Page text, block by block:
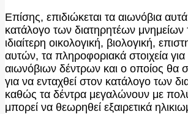
Επίσης, επιδιώκεται τα αιωνόβια
κατάλογο των διατηρητέων
ιδιαίτερη οικολογική, βιολογική,
αυτών, τα πληροφοριακά στοιχεία
αιωνόβιων δέντρων και ο οποίος θα
για να ενταχθεί στον κατάλογο των
καθώς τα δέντρα μεγαλώνουν με πολύ
μπορεί να θεωρηθεί εξαιρετικά